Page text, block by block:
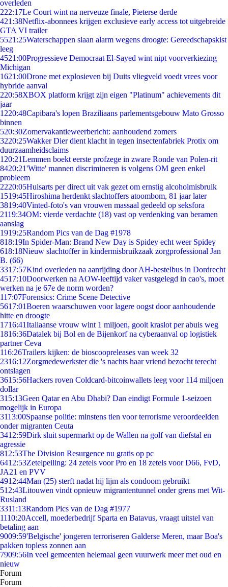
overleden
222:17Le Court wint na nerveuze finale, Pieterse derde
421:38Netflix-abonnees krijgen exclusieve early access tot uitgebreide
GTA VI trailer
5521:25Waterschappen slaan alarm wegens droogte: Gereedschapskist
leeg
4521:00Progressieve Democraat El-Sayed wint nipt voorverkiezing
Michigan
1621:00Drone met explosieven bij Duits vliegveld voedt vrees voor
hybride aanval
220:58XBOX platform krijgt zijn eigen "Platinum" achievements dit
jaar
1220:48Capibara's lopen Braziliaans parlementsgebouw Mato Grosso
binnen
520:30Zomervakantieweerbericht: aanhoudend zomers
3220:25Wakker Dier dient klacht in tegen insectenfabriek Protix om
duurzaamheidsclaims
1 20:21Lemmen boekt eerste profzege in zware Ronde van Polen-rit
8420:21'Witte' mannen discrimineren is volgens OM geen enkel
probleem
2220:05Huisarts per direct uit vak gezet om ernstig alcoholmisbruik
1519:45Hiroshima herdenkt slachtoffers atoombom, 81 jaar later
3819:40Vinted-foto's van vrouwen massaal gedeeld op seksfora
2119:34OM: vierde verdachte (18) vast op verdenking van beramen
aanslag
1919:25Random Pics van de Dag #1978
818:19In Spider-Man: Brand New Day is Spidey echt weer Spidey
618:18Nieuw slachtoffer in kindermisbruikzaak zorgprofessional Jan
B. (66)
3317:57Kind overleden na aanrijding door AH-bestelbus in Dordrecht
4517:10Doorwerken na AOW-leeftijd vaker vastgelegd in cao's, moet
werken na je 67e de norm worden?
117:07Forensics: Crime Scene Detective
5617:01Boeren waarschuwen voor lagere oogst door aanhoudende
hitte en droogte
1716:41Italiaanse vrouw wint 1 miljoen, gooit kraslot per abuis weg
1816:36Datalek bij Bol en de Bijenkorf na cyberaanval op logistiek
partner Ceva
116:26Trailers kijken: de bioscoopreleases van week 32
2316:12Zorgmedewerkster die 's nachts haar vriend bezocht terecht
ontslagen
3615:56Hackers roven Coldcard-bitcoinwallets leeg voor 114 miljoen
dollar
315:13Geen Qatar en Abu Dhabi? Dan eindigt Formule 1-seizoen
mogelijk in Europa
3113:00Spaanse politie: minstens tien voor terrorisme veroordeelden
onder migranten Ceuta
3412:59Dirk sluit supermarkt op de Wallen na golf van diefstal en
agressie
812:53The Division Resurgence nu gratis op pc
6412:53Zetelpeiling: 24 zetels voor Pro en 18 zetels voor D66, FvD,
JA21 en PVV
4912:44Man (25) sterft nadat hij lijm als condoom gebruikt
512:43Litouwen vindt opnieuw migrantentunnel onder grens met Wit-
Rusland
3311:13Random Pics van de Dag #1977
1110:20Accell, moederbedrijf Sparta en Batavus, vraagt uitstel van
betaling aan
9009:59'Belgische' jongeren terroriseren Galderse Meren, maar Boa's
pakken topless zonnen aan
7909:56In veel gemeenten helemaal geen vuurwerk meer met oud en
nieuw
Forum
Forum